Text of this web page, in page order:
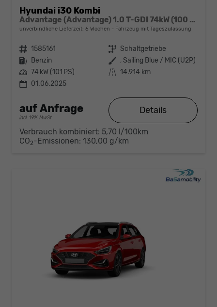
Hyundai i30 Kombi
Advantage (Advantage) 1.0 T-GDI 74kW (100 PS) 6-Gang Schaltgetriebe
unverbindliche Lieferzeit: 6 Wochen Fahrzeug mit Tageszulassung
Fahrzeugnr. 1585161 Getriebe Schaltgetriebe
Kraftstoff Benzin Außenfarbe , Sailing Blue / MIC (U2P)
Leistung 74 kW (101 PS) Kilometerstand 14.914 km
01.06.2025
auf Anfrage
incl. 19% MwSt.
Details
Verbrauch kombiniert: 5,70 l/100km
CO2-Emissionen: 130,00 g/km